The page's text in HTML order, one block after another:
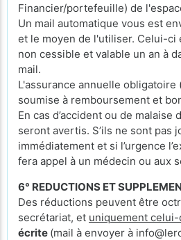
Financier/portefeuille) de
Un mail automatique vous est
et le moyen de l'utiliser. Celui-ci
non cessible et valable un an à
mail.
L'assurance annuelle obligatoire
soumise à remboursement et
En cas d’accident ou de malaise
seront avertis. S’ils ne sont pas
immédiatement et si l’urgence
fera appel à un médecin ou aux
6° REDUCTIONS ET
Des réductions peuvent être
secrétariat, et uniquement celui-
écrite (mail à envoyer à